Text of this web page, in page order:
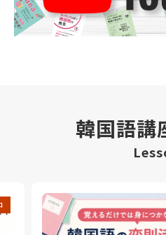
韓国語講